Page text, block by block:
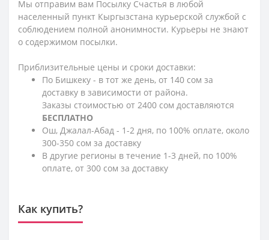
Мы отправим вам Посылку Счастья в любой
населенный пункт Кыргызстана курьерской службой с
соблюдением полной анонимности. Курьеры не знают
о содержимом посылки.
Приблизительные цены и сроки доставки:
По Бишкеку - в тот же день, от 140 сом за
доставку в зависимости от района.
Заказы стоимостью от 2400 сом доставляются
БЕСПЛАТНО
Ош, Джалал-Абад - 1-2 дня, по 100% оплате, около
300-350 сом за доставку
В другие регионы в течение 1-3 дней, по 100%
оплате, от 300 сом за доставку
Как купить?